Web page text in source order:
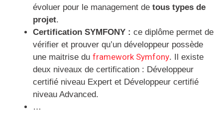
évoluer pour le management de tous types de
projet.
Certification SYMFONY : ce diplôme permet de
vérifier et prouver qu’un développeur possède
une maitrise du framework Symfony. Il existe
deux niveaux de certification : Développeur
certifié niveau Expert et Développeur certifié
niveau Advanced.
…